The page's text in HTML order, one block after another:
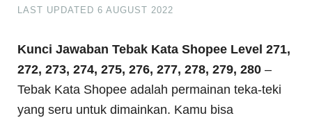
LAST UPDATED6 AUGUST 2022
Kunci Jawaban Tebak Kata Shopee Level 271,
272, 273, 274, 275, 276, 277, 278, 279, 280 –
Tebak Kata Shopee adalah permainan teka-teki
yang seru untuk dimainkan. Kamu bisa